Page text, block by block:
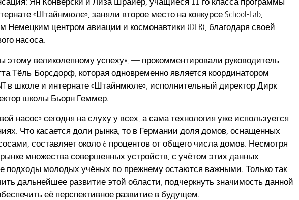
«Штайнмюле», заняли второе место на конкурсе School-Lab,
Немецким центром авиации и космонавтики (DLR), благодаря своей
насоса.
этому великолепному успеху», — прокомментировали руководитель
Тёль-Борсдорф, которая одновременно является координатором
в школе и интернате «Штайнмюле», исполнительный директор Дирк
школы Бьорн Геммер.
насос» сегодня на слуху у всех, а сама технология уже используется
Что касается доли рынка, то в Германии доля домов, оснащенных
составляет около 6 процентов от общего числа домов. Несмотря
множества совершенных устройств, с учётом этих данных
подходы молодых учёных по-прежнему остаются важными. Только так
дальнейшее развитие этой области, подчеркнуть значимость данной
её перспективное развитие в будущем.